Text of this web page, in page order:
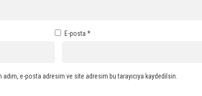
E-posta *
e-posta adresim ve site adresim bu tarayıcıya kaydedilsin.